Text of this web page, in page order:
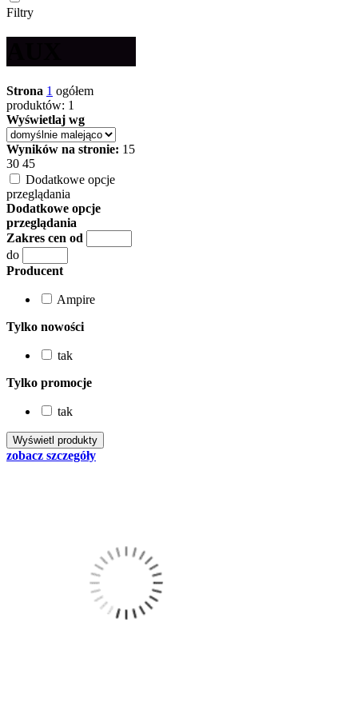
Filtry
Strona 1 ogółem
produktów: 1
Wyświetlaj wg
Wyników na stronie: 15
30 45
Dodatkowe opcje
przeglądania
Dodatkowe opcje
przeglądania
Zakres cen od
do
Producent
Ampire
Tylko nowości
tak
Tylko promocje
tak
zobacz szczegóły